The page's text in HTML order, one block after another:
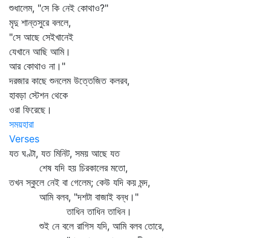
শুধালেম, "সে কি নেই কোথাও?"
মৃদু শান্তসুরে বললে,
"সে আছে সেইখানেই
যেখানে আছি আমি।
আর কোথাও না।"
দরজার কাছে শুনলেম উত্তেজিত কলরব,
হাবড়া স্টেশন থেকে
ওরা ফিরেছে।
সময়হারা
Verses
যত ঘণ্টা, যত মিনিট, সময় আছে যত
শেষ যদি হয় চিরকালের মতো,
তখন স্কুলে নেই বা গেলেম; কেউ যদি কয় মন্দ,
আমি বলব, "দশটা বাজাই বন্ধ।"
তাধিন তাধিন তাধিন।
শুই নে বলে রাগিস যদি, আমি বলব তোরে,